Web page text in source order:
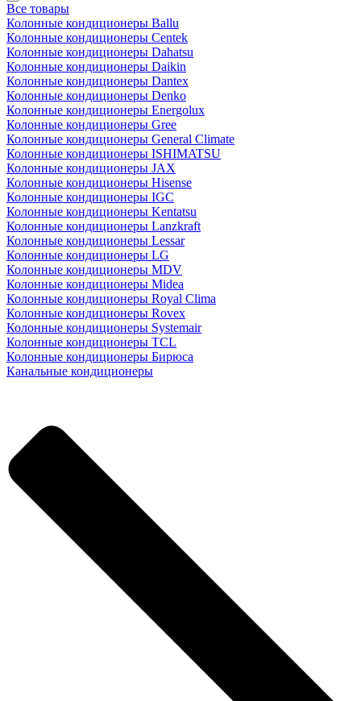
Все товары
Колонные кондиционеры Ballu
Колонные кондиционеры Centek
Колонные кондиционеры Dahatsu
Колонные кондиционеры Daikin
Колонные кондиционеры Dantex
Колонные кондиционеры Denko
Колонные кондиционеры Energolux
Колонные кондиционеры Gree
Колонные кондиционеры General Climate
Колонные кондиционеры ISHIMATSU
Колонные кондиционеры JAX
Колонные кондиционеры Hisense
Колонные кондиционеры IGC
Колонные кондиционеры Kentatsu
Колонные кондиционеры Lanzkraft
Колонные кондиционеры Lessar
Колонные кондиционеры LG
Колонные кондиционеры MDV
Колонные кондиционеры Midea
Колонные кондиционеры Royal Clima
Колонные кондиционеры Rovex
Колонные кондиционеры Systemair
Колонные кондиционеры TCL
Колонные кондиционеры Бирюса
Канальные кондиционеры